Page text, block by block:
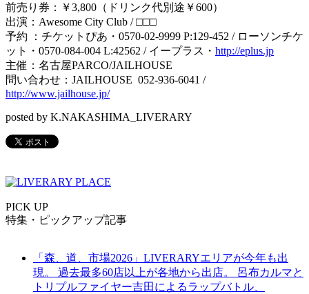
前売り券：
￥3,800 （ド リンク代別途￥600）
出演： Awesome City Club / □□□
予約 ： チケットぴあ・ 0570-02-9999 P:129-452 / ローソンチケ
ット・ 0570-084-004 L:42562 / イープラス・ http://eplus.jp
主催： 名古屋PARCO/JAILHOUSE
問い合わせ： JAILHOUSE 052-936-6041 /
http://www.jailhouse.jp/
posted by K.NAKASHIMA_LIVERARY
PICK UP
特集・ピックアップ記事
「森、道、市場2026」LIVERARYエリアが今年も出
現。 過去最多60店以上が各地から出店。 呂布カルマと
トリプルファイヤー吉田によるラップバトル、